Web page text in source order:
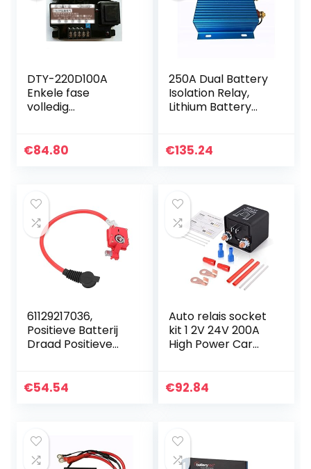
DTY-220D100A
Enkele fase
volledig
nde module 100A
…
€84.80
250A Dual Battery
Isolation Relay,
Lithium Battery
Isolation
€135.24
61129217036,
Positieve Batterij
Draad Positieve
Vervanging voor
€54.54
Auto relais socket
kit 1 2V 24V 200A
High Power Car
Heavy Duty Auto
€92.84